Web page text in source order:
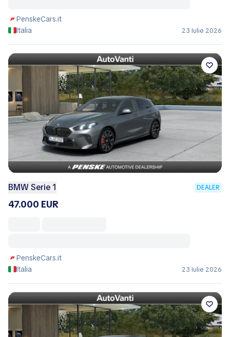
PenskeCars.it
Italia
23 Iulie 2026
BMW Serie 1 DEALER
47.000 EUR
PenskeCars.it
Italia
23 Iulie 2026